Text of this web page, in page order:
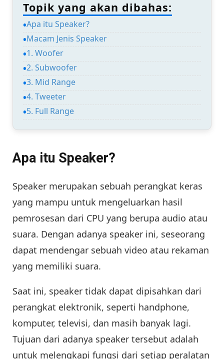
Topik yang akan dibahas:
Apa itu Speaker?
Macam Jenis Speaker
1. Woofer
2. Subwoofer
3. Mid Range
4. Tweeter
5. Full Range
Apa itu Speaker?
Speaker merupakan sebuah perangkat keras
yang mampu untuk mengeluarkan hasil
pemrosesan dari CPU yang berupa audio atau
suara. Dengan adanya speaker ini, seseorang
dapat mendengar sebuah video atau rekaman
yang memiliki suara.
Saat ini, speaker tidak dapat dipisahkan dari
perangkat elektronik, seperti handphone,
komputer, televisi, dan masih banyak lagi.
Tujuan dari adanya speaker tersebut adalah
untuk melengkapi fungsi dari setiap peralatan